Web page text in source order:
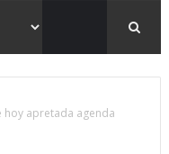
hoy apretada agenda